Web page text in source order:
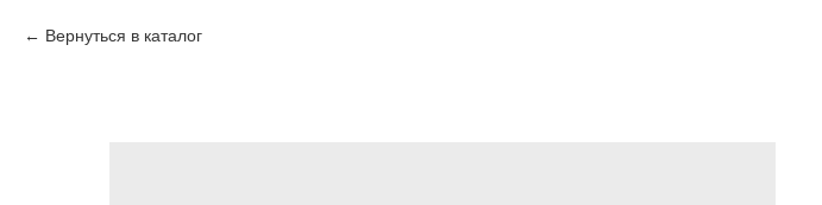
Вернуться в каталог